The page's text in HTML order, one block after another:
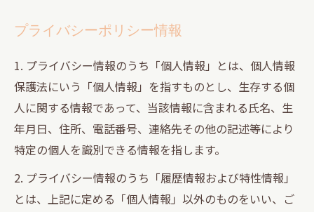
プライバシーポリシー情報
1. プライバシー情報のうち「個人情報」とは、個人情報
保護法にいう「個人情報」を指すものとし、生存する個
人に関する情報であって、当該情報に含まれる氏名、生
年月日、住所、電話番号、連絡先その他の記述等により
特定の個人を識別できる情報を指します。
2. プライバシー情報のうち「履歴情報および特性情報」
とは、上記に定める「個人情報」以外のものをいい、ご